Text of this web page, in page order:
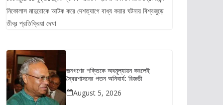
নিকোলাস মাদুরোকে আটক করে দেশত্যাগে বাধ্য করার ঘটনায় বিশ্বজুড়ে
তীব্র প্রতিক্রিয়া দেখা
জনগণের শক্তিকে অবমূল্যায়ন করলেই
স্বৈরশাসনের পতন অনিবার্য: রিজভী
August 5, 2026